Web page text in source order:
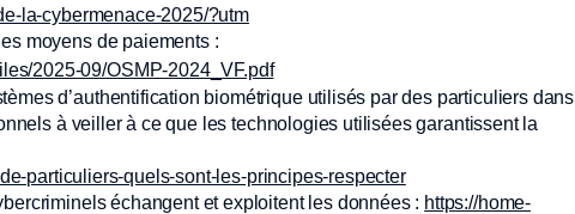
la-cybermenace-2025/?utm
moyens de paiements :
2025-09/OSMP-2024_VF.pdf
d’authentification biométrique utilisés par des particuliers dans
à veiller à ce que les technologies utilisées garantissent la
particuliers-quels-sont-les-principes-respecter
échangent et exploitent les données : https://home-